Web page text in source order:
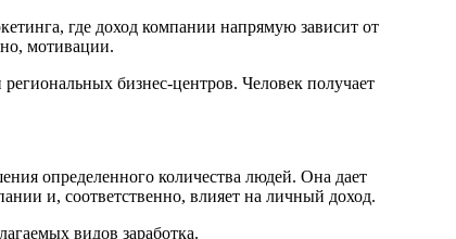
где доход компании напрямую зависит от
мотивации.
бизнес-центров. Человек получает
определенного количества людей. Она дает
и, соответственно, влияет на личный доход.
видов заработка.